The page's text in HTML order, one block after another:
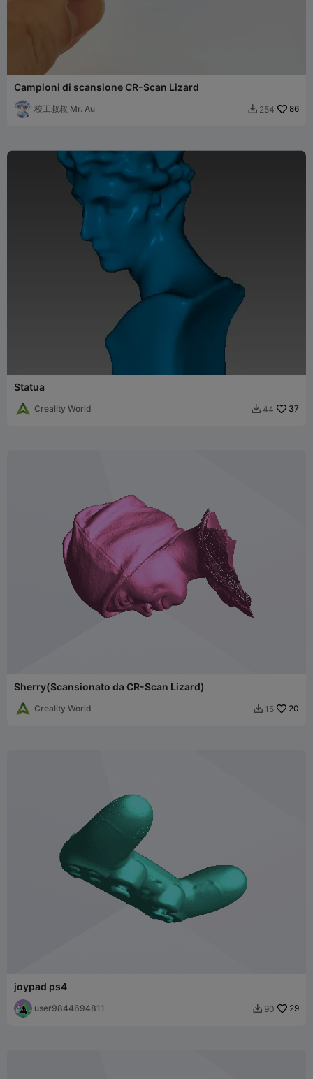
Campioni di scansione CR-Scan Lizard
校工叔叔 Mr. Au  254 86
Statua
Creality World  44 37
Sherry(Scansionato da CR-Scan Lizard)
Creality World  15 20
joypad ps4
user9844694811  90 29